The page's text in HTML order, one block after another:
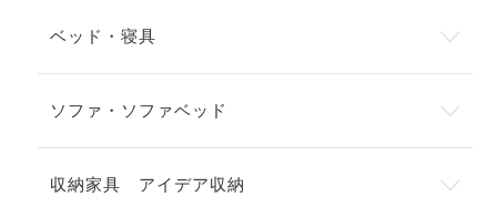
ベッド・寝具
ソファ・ソファベッド
収納家具 アイデア収納